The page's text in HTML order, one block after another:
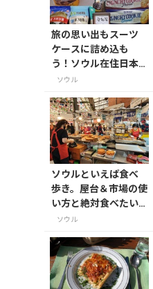
旅の思い出もスーツ
ケースに詰め込も
う！ソウル在住日本
人ライターおすすめ
ソウル
ソウルといえば食べ
歩き。屋台＆市場の使
い方と絶対食べたい
今どきB級グルメ
ソウル